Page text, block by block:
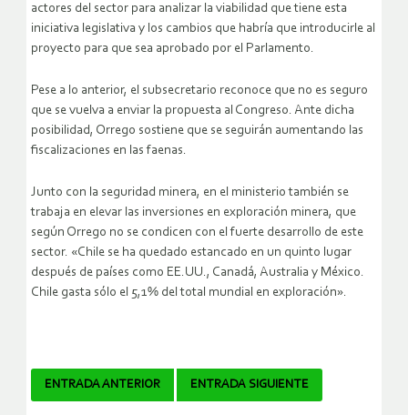
actores del sector para analizar la viabilidad que tiene esta
iniciativa legislativa y los cambios que habría que introducirle al
proyecto para que sea aprobado por el Parlamento.
Pese a lo anterior, el subsecretario reconoce que no es seguro
que se vuelva a enviar la propuesta al Congreso. Ante dicha
posibilidad, Orrego sostiene que se seguirán aumentando las
fiscalizaciones en las faenas.
Junto con la seguridad minera, en el ministerio también se
trabaja en elevar las inversiones en exploración minera, que
según Orrego no se condicen con el fuerte desarrollo de este
sector. «Chile se ha quedado estancado en un quinto lugar
después de países como EE.UU., Canadá, Australia y México.
Chile gasta sólo el 5,1% del total mundial en exploración».
Navegador
ENTRADA ANTERIOR ENTRADA SIGUIENTE